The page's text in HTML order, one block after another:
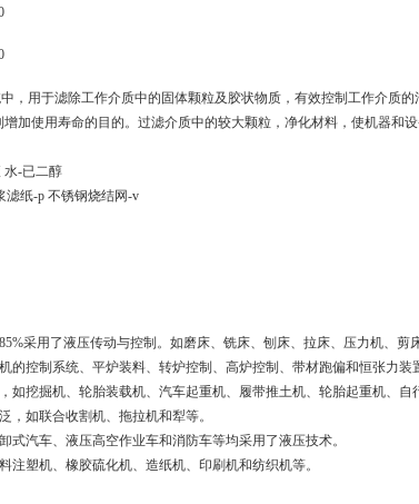
，用于滤除工作介质中的固体颗粒及胶状物质，有效控制工作介质
加使用寿命的目的。过滤介质中的较大颗粒，净化材料，使机器和
水-已二醇
滤纸-p 不锈钢烧结网-v
85%采用了液压传动与控制。如磨床、铣床、刨床、拉床、压力机、剪
的控制系统、平炉装料、转炉控制、高炉控制、带材跑偏和恒张力装
如挖掘机、轮胎装载机、汽车起重机、履带推土机、轮胎起重机、自
，如联合收割机、拖拉机和犁等。
式汽车、液压高空作业车和消防车等均采用了液压技术。
注塑机、橡胶硫化机、造纸机、印刷机和纺织机等。